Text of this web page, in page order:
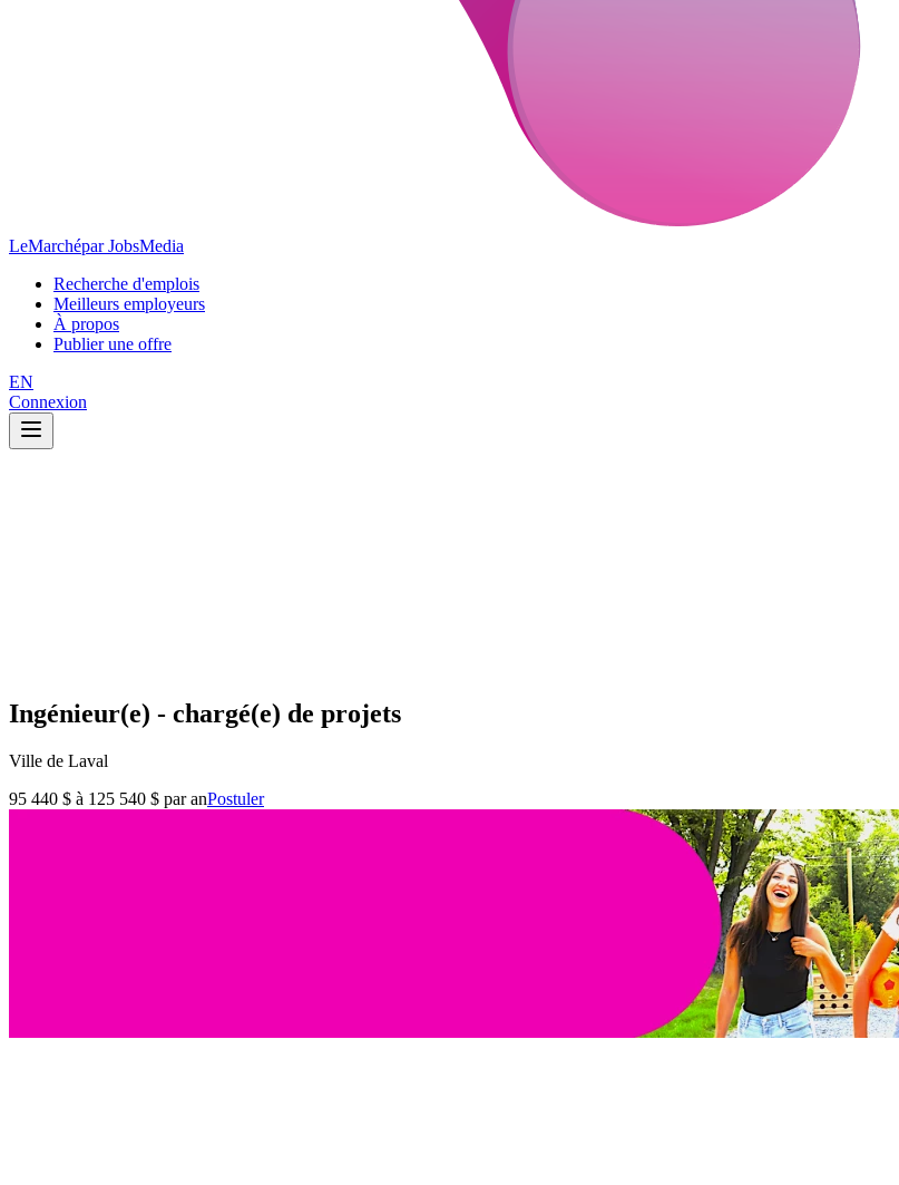
LeMarchépar JobsMedia
Recherche d'emplois
Meilleurs employeurs
À propos
Publier une offre
EN
Connexion
Ingénieur(e) - chargé(e) de projets
Ville de Laval
95 440 $ à 125 540 $ par anPostuler